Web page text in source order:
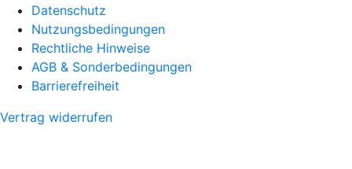
Datenschutz
Nutzungsbedingungen
Rechtliche Hinweise
AGB & Sonderbedingungen
Barrierefreiheit
Vertrag widerrufen